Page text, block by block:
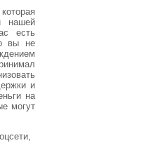
нашей
есть
вы не
и
на
могут